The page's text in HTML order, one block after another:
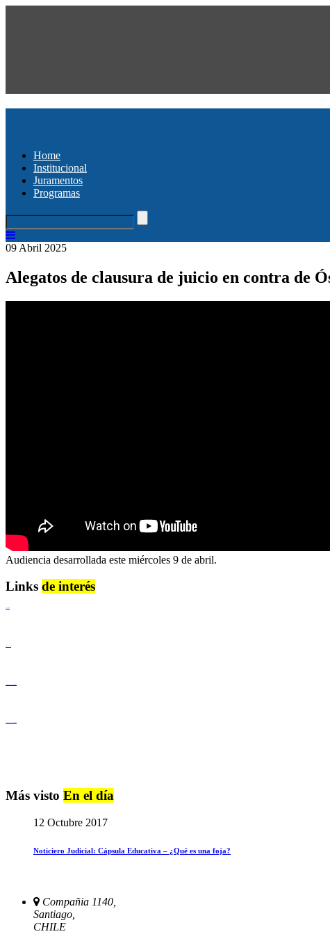
Home
Institucional
Juramentos
Programas
09 Abril 2025
Alegatos de clausura de juicio en contra de
Audiencia desarrollada este miércoles 9 de abril.
Links de interés
Más visto En el día
12 Octubre 2017
Noticiero Judicial: Cápsula Educativa – ¿Qué es una foja?
Compañia 1140,
Santiago,
CHILE